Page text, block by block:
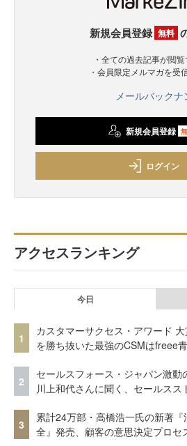
新規会員登録 無料
・全ての過去記事が閲
・会員限定メルマガを受
メールバックナ
新規会員登録
ログイン
アクセスランキング
今日
1
カスタマーサクセス・アワード
を勝ち抜いた最強のCSMはfreee
2
セールスフォース・ジャパン激動
川上和代さんに聞く、セールスス
3
累計24万部・高橋浩一氏の新著
全』発売、顧客の意思決定プロセ